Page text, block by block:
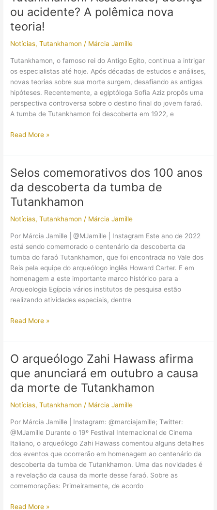
através
das
lentes
de
Burton
ou acidente? A polêmica nova
teoria!
Notícias,Tutankhamon / Márcia Jamille
Tutankhamon, o famoso rei do Antigo Egito, continua a intrigar
os especialistas até hoje. Após décadas de estudos e análises,
novas teorias sobre sua morte surgem, desafiando as antigas
hipóteses. Recentemente, a egiptóloga Sofia Aziz propôs uma
perspectiva controversa sobre o destino final do jovem faraó.
A tumba de Tutankhamon foi descoberta em 1922, e
Tutankhamon:
acidente?
A
polêmica
teoria!
Read More »
Selos comemorativos dos 100 anos
da descoberta da tumba de
Tutankhamon
Notícias,Tutankhamon / Márcia Jamille
Por Márcia Jamille | @MJamille | Instagram Este ano de 2022
está sendo comemorado o centenário da descoberta da
tumba do faraó Tutankhamon, que foi encontrada no Vale dos
Reis pela equipe do arqueólogo inglês Howard Carter. E em
homenagem a este importante marco histórico para a
Arqueologia Egípcia vários institutos de pesquisa estão
realizando atividades especiais, dentre
Selos
anos
da
descoberta
da
tumba
Tutankhamon
Read More »
O arqueólogo Zahi Hawass afirma
que anunciará em outubro a causa
da morte de Tutankhamon
Notícias,Tutankhamon / Márcia Jamille
Por Márcia Jamille | Instagram: @marciajamille; Twitter:
@MJamille Durante o 19º Festival Internacional de Cinema
Italiano, o arqueólogo Zahi Hawass comentou alguns detalhes
dos eventos que ocorrerão em homenagem ao centenário da
descoberta da tumba de Tutankhamon. Uma das novidades é
a revelação da causa da morte desse faraó. Sobre as
comemorações: Primeiramente, de acordo
O
Read More »